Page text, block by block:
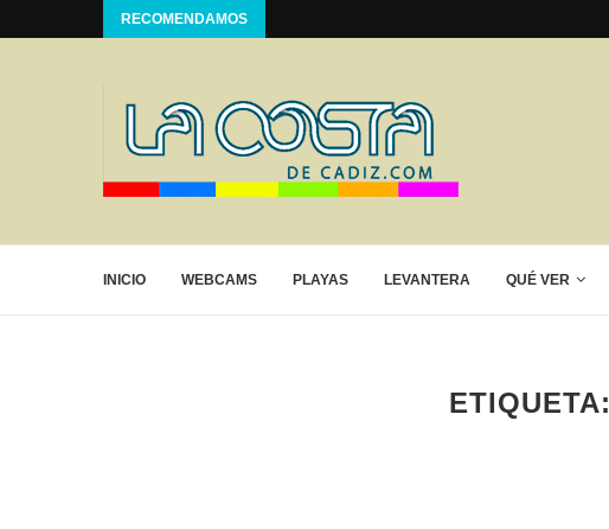
RECOMENDAMOS
INICIO WEBCAMS PLAYAS LEVANTERA QUÉ VER
ETIQUETA: